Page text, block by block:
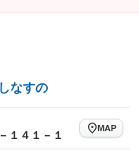
なすの
１４１－１
MAP